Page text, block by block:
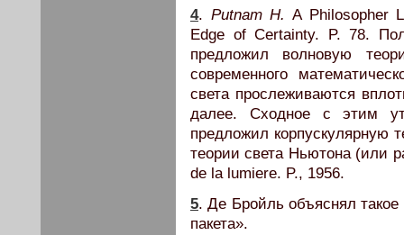
4. Putnam H. A Philosopher
Edge of Certainty. P. 78.
предложил волновую
современного
света прослеживаются
далее. Сходное с этим
предложил корпускулярную
теории света Ньютона (или
de la lumiere. P., 1956.
5. Де Бройль объяснял такое
пакета».